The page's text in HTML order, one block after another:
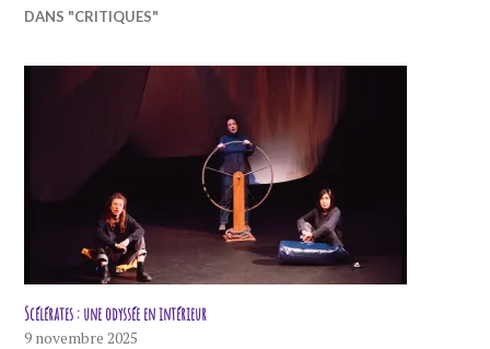
DANS "CRITIQUES"
Scélérates : une odyssée en intérieur
9 novembre 2025